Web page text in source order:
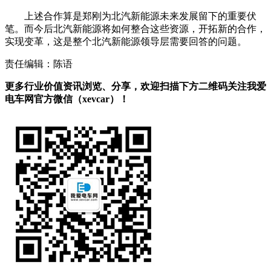
上述合作算是郑刚为北汽新能源未来发展留下的重要伏
笔。而今后北汽新能源将如何整合这些资源，开拓新的合作，
实现变革，这是整个北汽新能源领导层需要回答的问题。
责任编辑：陈语
更多行业价值资讯浏览、分享，欢迎扫描下方二维码关注我爱
电车网官方微信（xevcar）！